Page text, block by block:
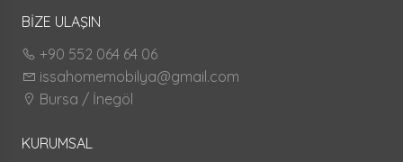
BİZE ULAŞIN
+90 552 064 64 06
issahomemobilya@gmail.com
Bursa / İnegöl
KURUMSAL